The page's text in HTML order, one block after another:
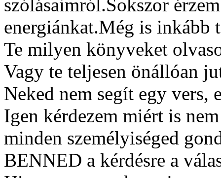
szólásaimról.Sokszor
energiánkat.Még is inkább
Te milyen könyveket
Vagy te teljesen önállóan
Neked nem segít egy vers,
Igen kérdezem miért is
minden személyiséged
BENNED a kérdésre a